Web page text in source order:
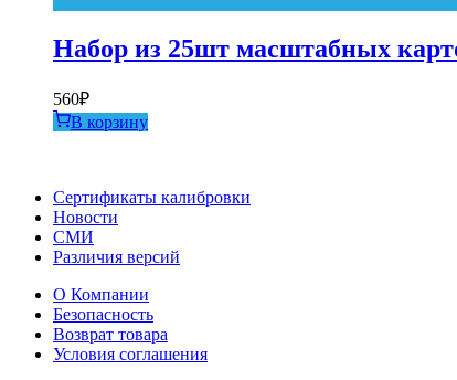
Набор из 25шт масштабных
560₽
В корзину
Сертификаты калибровки
Новости
СМИ
Различия версий
О Компании
Безопасность
Возврат товара
Условия соглашения